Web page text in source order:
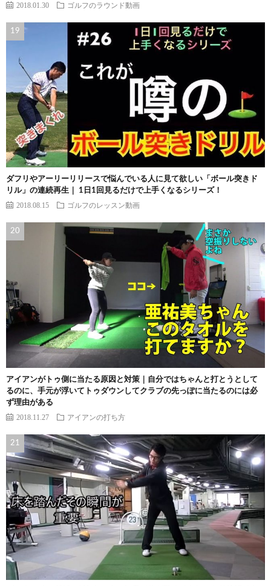
2018.01.30 ゴルフのラウンド動画
ダフリやアーリーリリースで悩んでいる人に見て欲しい「ボール突きド
リル」の連続再生｜ 1日1回見るだけで上手くなるシリーズ！
2018.08.15 ゴルフのレッスン動画
アイアンがトゥ側に当たる原因と対策｜自分ではちゃんと打とうとして
るのに、手元が浮いてトゥダウンしてクラブの先っぽに当たるのには必
ず理由がある
2018.11.27 アイアンの打ち方